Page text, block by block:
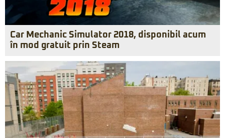
Car Mechanic Simulator 2018, disponibil acum
în mod gratuit prin Steam